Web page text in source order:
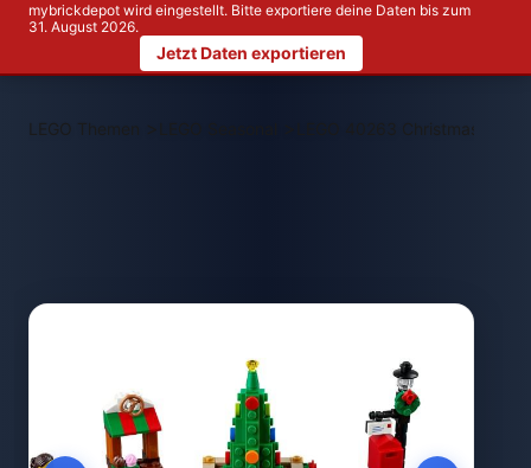
mybrickdepot wird eingestellt. Bitte exportiere deine Daten bis zum
31. August 2026.
Jetzt Daten exportieren
LEGO Themen > LEGO 40263 Christmas